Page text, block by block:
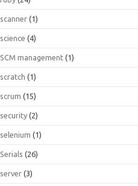
scanner (1)
science (4)
SCM management (1)
scratch (1)
scrum (15)
security (2)
selenium (1)
Serials (26)
server (3)